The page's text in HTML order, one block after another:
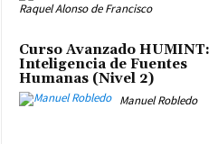
Raquel Alonso de Francisco
Curso Avanzado HUMINT:
Inteligencia de Fuentes
Humanas (Nivel 2)
Manuel Robledo